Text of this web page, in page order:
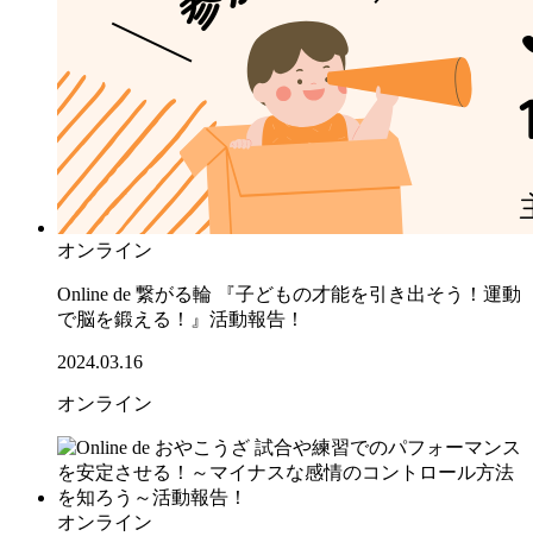
オンライン
Online de 繋がる輪 『子どもの才能を引き出そう！運動
で脳を鍛える！』活動報告！
2024.03.16
オンライン
オンライン